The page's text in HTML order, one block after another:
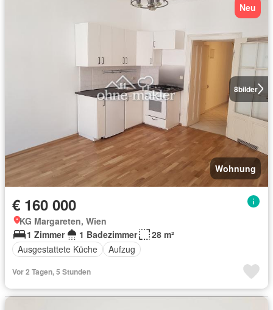
8bilder
Neu
Wohnung
€ 160 000
KG Margareten, Wien
1 Zimmer
1 Badezimmer
28 m²
Ausgestattete Küche
Aufzug
Vor 2 Tagen, 5 Stunden